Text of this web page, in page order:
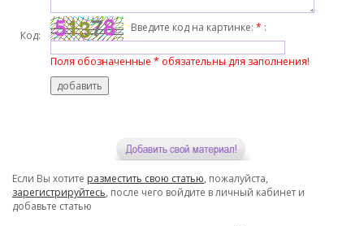
Код:
Введите код на картинке: * :
Поля обозначенные * обязательны для заполнения!
Если Вы хотите разместить свою статью, пожалуйста,
зарегистрируйтесь, после чего войдите в личный кабинет и
добавьте статью